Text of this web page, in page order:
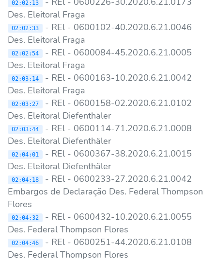
02:02:13
Des. Eleitoral Fraga
02:02:33
- REl - 0600102-40.2020.6.21.0046
Des. Eleitoral Fraga
02:02:54
- REl - 0600084-45.2020.6.21.0005
Des. Eleitoral Fraga
02:03:14
- REl - 0600163-10.2020.6.21.0042
Des. Eleitoral Fraga
02:03:27
- REl - 0600158-02.2020.6.21.0102
Des. Eleitoral Diefenthäler
02:03:44
- REl - 0600114-71.2020.6.21.0008
Des. Eleitoral Diefenthäler
02:04:01
- REl - 0600367-38.2020.6.21.0015
Des. Eleitoral Diefenthäler
02:04:18
- REl - 0600233-27.2020.6.21.0042
Embargos de Declaração Des. Federal Thompson
Flores
02:04:32
- REl - 0600432-10.2020.6.21.0055
Des. Federal Thompson Flores
02:04:46
- REl - 0600251-44.2020.6.21.0108
Des. Federal Thompson Flores